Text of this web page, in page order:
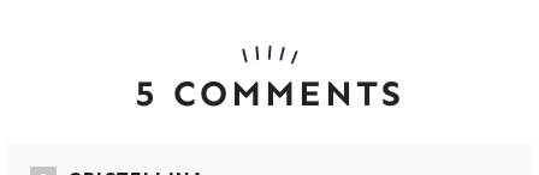
5 COMMENTS